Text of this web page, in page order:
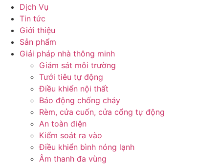
Dịch Vụ
Tin tức
Giới thiệu
Sản phẩm
Giải pháp nhà thông minh
Giám sát môi trường
Tưới tiêu tự động
Điều khiển nội thất
Báo động chống cháy
Rèm, cửa cuốn, cửa cổng tự động
An toàn điện
Kiểm soát ra vào
Điều khiển bình nóng lạnh
Âm thanh đa vùng